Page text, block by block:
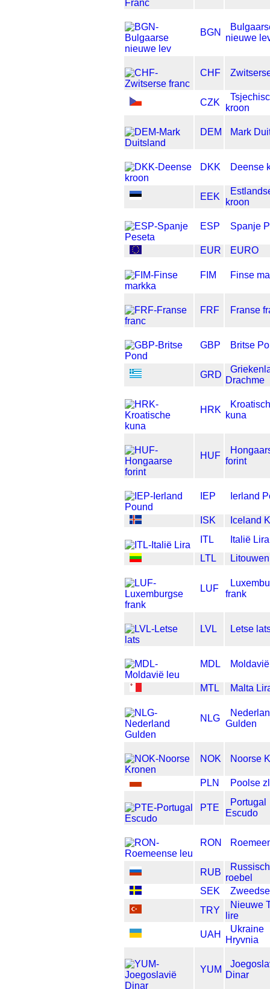
BGN
nieuwe
CHF
CZK
kroon
DEM Mark
DKK Deense
EEK
kroon
ESP Spanje
EUR EURO
FIM Finse
FRF Franse
GBP Britse
GRD
Drachme
HRK
kuna
HUF
forint
IEP Ierland
ISK
Iceland
ITL
Italië Lira
LTL
LUF
frank
LVL Letse
MDL
MTL Malta
NLG
Gulden
NOK Noorse
PLN Poolse
PTE
Portugal
Escudo
RON
RUB
roebel
SEK
TRY
Nieuwe
lire
UAH
Ukraine
Hryvnia
YUM
Dinar